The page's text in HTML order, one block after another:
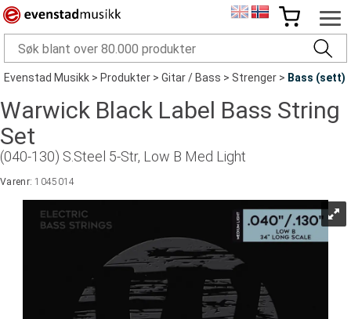
Evenstad Musikk>Produkter>Gitar / Bass>Strenger> Bass (sett)
Warwick Black Label Bass String
Set
(040-130) S.Steel 5-Str, Low B Med Light
Varenr:1045014